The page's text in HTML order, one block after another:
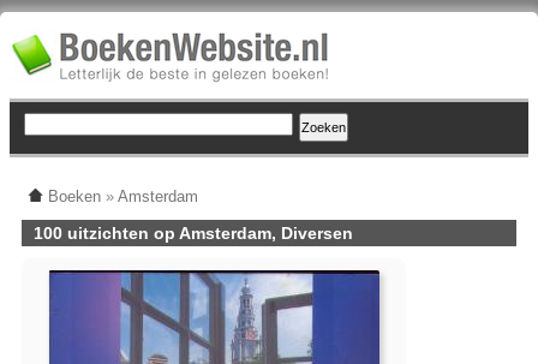
Boeken » Amsterdam
100 uitzichten op Amsterdam, Diversen